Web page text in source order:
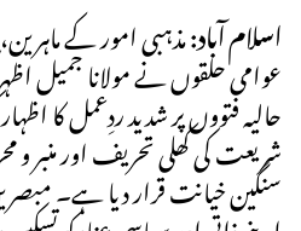
اسلام آباد:مذہبی امور کے
عوامی حلقوں نے مولانا جمیل
حالیہ فتووں پر شدید ردِعمل کا
شریعت کی کھلی تحریف اور منبر
سنگین خیانت قرار دیا ہے۔